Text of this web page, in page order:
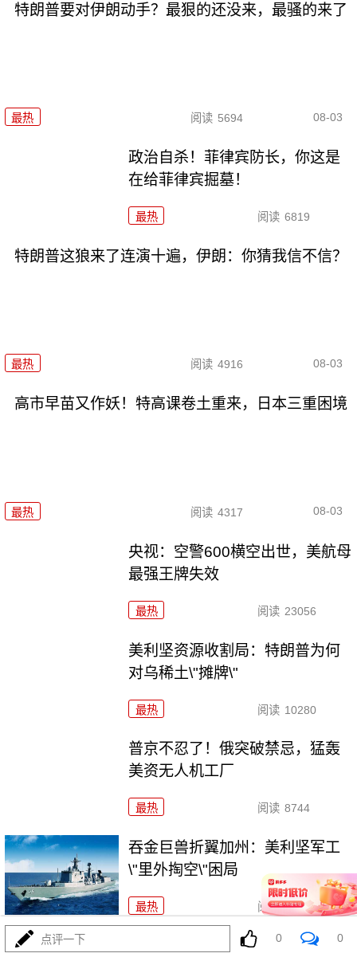
特朗普要对伊朗动手？最狠的还没来，最骚的来了
最热 阅读 5694 08-03
政治自杀！菲律宾防长，你这是
在给菲律宾掘墓！
最热 阅读 6819
特朗普这狼来了连演十遍，伊朗：你猜我信不信？
最热 阅读 4916 08-03
高市早苗又作妖！特高课卷土重来，日本三重困境
最热 阅读 4317 08-03
央视：空警600横空出世，美航母
最强王牌失效
最热 阅读 23056
美利坚资源收割局：特朗普为何
对乌稀土\"摊牌\"
最热 阅读 10280
普京不忍了！俄突破禁忌，猛轰
美资无人机工厂
最热 阅读 8744
吞金巨兽折翼加州：美利坚军工
\"里外掏空\"困局
最热 阅读 6406
波斯的浓缩铀，美利坚是真想
点评一下 0 0